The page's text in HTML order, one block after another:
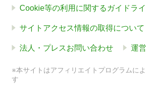
Cookie等の利用に関するガイドラ
サイトアクセス情報の取得について
法人・プレスお問い合わせ 運
※本サイトはアフィリエイトプログラムに
す